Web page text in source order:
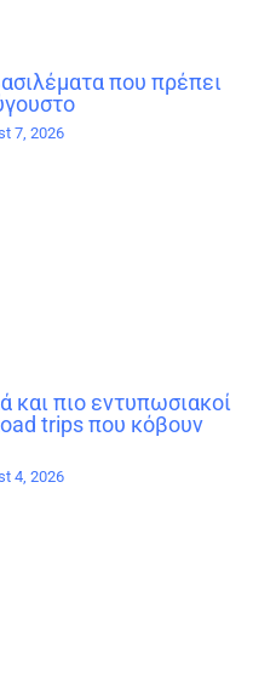
που πρέπει
7, 2026
και πιο εντυπωσιακοί
trips που κόβουν
4, 2026